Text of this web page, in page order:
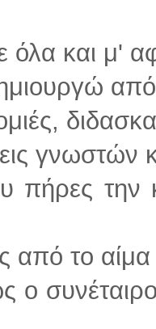
όλα και μ'
γνωστών
πήρες την
από το αίμα